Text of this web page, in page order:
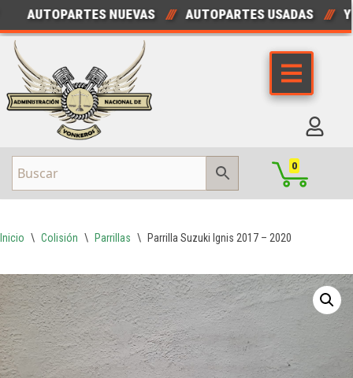
Saltar
al
contenido
AUTOPARTES NUEVAS /// AUTOPARTES USADAS ///
0
Inicio \ Colisión \ Parrillas \ Parrilla Suzuki Ignis 2017 – 2020